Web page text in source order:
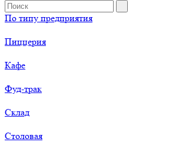
По типу предприятия
Пиццерия
Кафе
Фуд-трак
Склад
Столовая